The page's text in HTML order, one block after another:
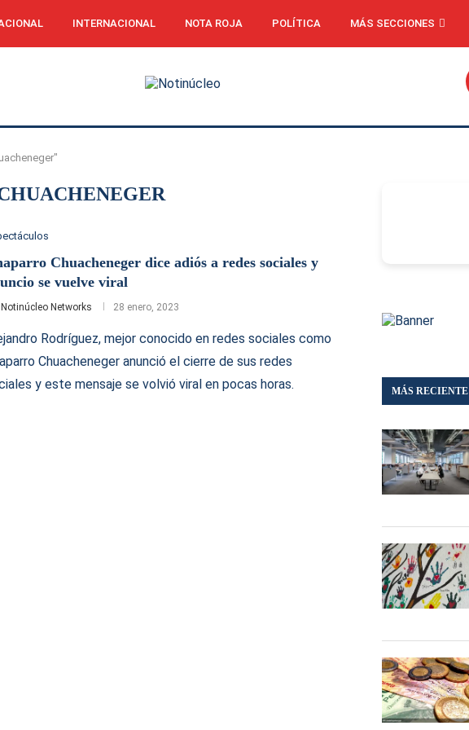
INTERNACIONAL NOTA ROJA POLÍTICA MÁS SECCIONES
Chuacheneger dice adiós a redes sociales y
se vuelve viral
Notinúcleo Networks 28 enero, 2023
Rodríguez, mejor conocido en redes sociales como
Chuacheneger anunció el cierre de sus redes
y este mensaje se volvió viral en pocas horas.
MÁS RECIENTE